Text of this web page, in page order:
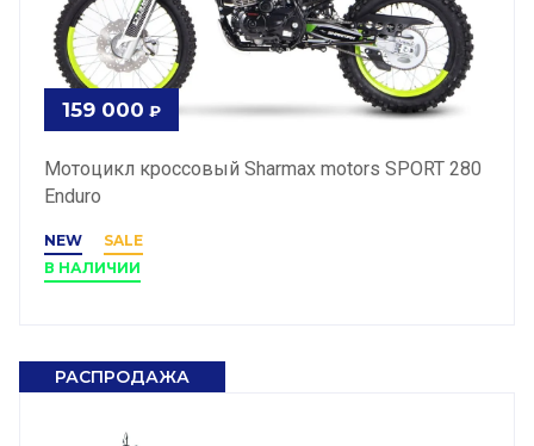
159 000 ₽
Мотоцикл кроссовый Sharmax motors SPORT 280
Enduro
NEW
SALE
В НАЛИЧИИ
РАСПРОДАЖА